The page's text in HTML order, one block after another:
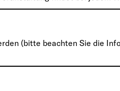
(bitte beachten Sie die